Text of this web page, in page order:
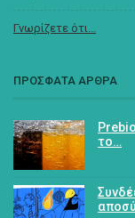
Γνωρίζετε ότι...
ΠΡΟΣΦΑΤΑ ΑΡΘΡΑ
το…